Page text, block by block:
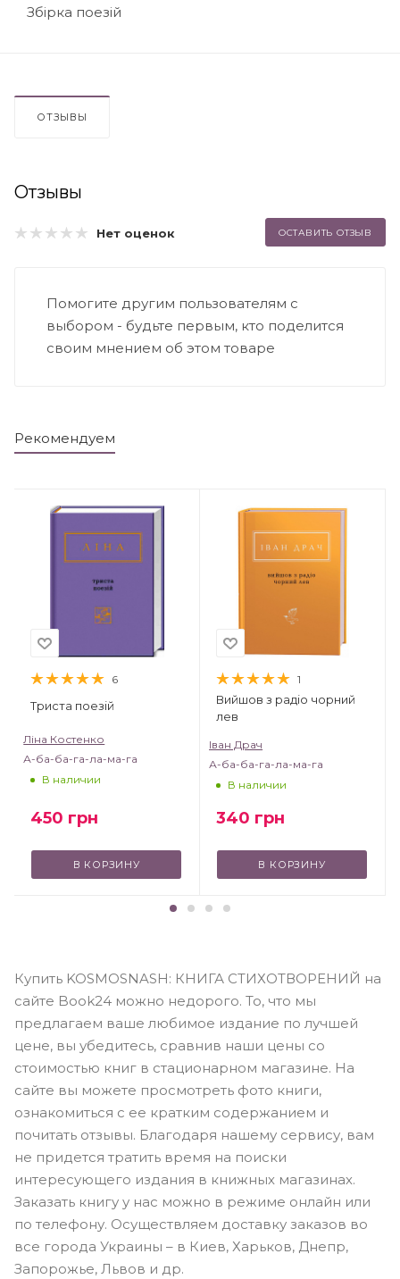
Збірка поезій
ОТЗЫВЫ
Отзывы
Нет оценок ОСТАВИТЬ ОТЗЫВ
Помогите другим пользователям с
выбором - будьте первым, кто поделится
своим мнением об этом товаре
Рекомендуем
6
Триста поезій
Ліна Костенко
А-ба-ба-га-ла-ма-га
В наличии
450 грн
В КОРЗИНУ
1
Вийшов з радіо чорний
лев
Іван Драч
А-ба-ба-га-ла-ма-га
В наличии
340 грн
В КОРЗИНУ
Купить KOSMOSNASH: КНИГА СТИХОТВОРЕНИЙ на
сайте Book24 можно недорого. То, что мы
предлагаем ваше любимое издание по лучшей
цене, вы убедитесь, сравнив наши цены со
стоимостью книг в стационарном магазине. На
сайте вы можете просмотреть фото книги,
ознакомиться с ее кратким содержанием и
почитать отзывы. Благодаря нашему сервису, вам
не придется тратить время на поиски
интересующего издания в книжных магазинах.
Заказать книгу у нас можно в режиме онлайн или
по телефону. Осуществляем доставку заказов во
все города Украины – в Киев, Харьков, Днепр,
Запорожье, Львов и др.